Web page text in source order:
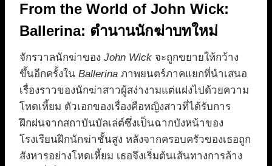
From the World of John Wick:
Ballerina: ตำนานนักฆ่าบทใหม่
จักรวาลนักฆ่าของ John Wick จะถูกขยายให้กว้าง
ขึ้นอีกครั้งใน Ballerina ภาพยนตร์ภาคแยกที่นำเสนอ
เรื่องราวของนักฆ่าสาวผู้สง่างามแต่แฝงไปด้วยความ
โหดเหี้ยม ตัวเอกของเรื่องคือหญิงสาวที่ได้รับการ
ฝึกฝนจากสถาบันบัลเล่ต์ซึ่งเป็นฉากบังหน้าของ
โรงเรียนฝึกนักฆ่าชั้นสูง หลังจากครอบครัวของเธอถูก
สังหารอย่างโหดเหี้ยม เธอจึงเริ่มต้นเส้นทางการล้าง